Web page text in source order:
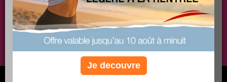
EFFICACE SANTÉ COACHING
Non, je préfère le régime gratuit
6M de personnes ont maigri et réappris à manger avec nous
Je decouvre